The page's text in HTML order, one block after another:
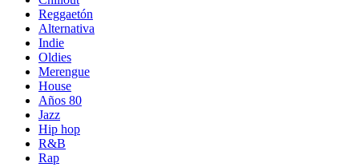
Reggaetón
Alternativa
Indie
Oldies
Merengue
House
Años 80
Jazz
Hip hop
R&B
Rap